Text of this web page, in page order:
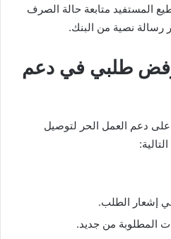
المستفيد متابعة حالة الصرف
نصية من البنك.
رفض طلبي في دعم
دعم العمل الحر لتوصيل
إشعار الطلب.
المطلوبة من جديد.